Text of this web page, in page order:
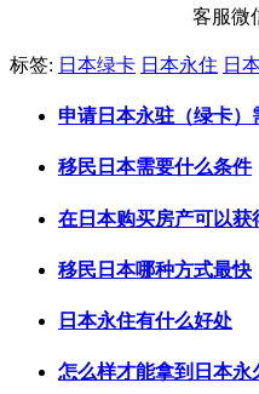
客服微
标签: 日本绿卡 日本永住 日
申请日本永驻（绿卡）
移民日本需要什么条件
在日本购买房产可以获
移民日本哪种方式最快
日本永住有什么好处
怎么样才能拿到日本永